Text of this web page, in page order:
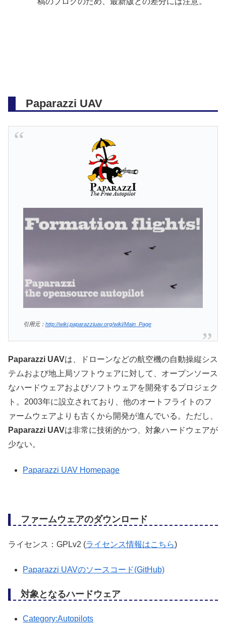
Paparazzi UAV
引用元： http://wiki.paparazziuav.org/wiki/Main_Page
Paparazzi UAVは、ドローンなどの航空機の自動操縦シス
テムおよび地上局ソフトウェアに対して、オープンソース
なハードウェアおよびソフトウェアを開発するプロジェク
ト。2003年に設立されており、他のオートフライトのフ
ァームウェアよりも古くから開発が進んでいる。ただし、
Paparazzi UAVは非常に技術的かつ、対象ハードウェアが
少ない。
Paparazzi UAV Homepage
ファームウェアのダウンロード
ライセンス：GPLv2 (ライセンス情報はこちら)
Paparazzi UAVのソースコード(GitHub)
対象となるハードウェア
Category:Autopilots